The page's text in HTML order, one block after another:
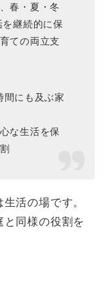
春・夏・冬
継続的に保
ての両立支
にも及ぶ家
な生活を保
活の場です。
と同様の役割を